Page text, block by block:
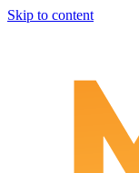
Skip to content